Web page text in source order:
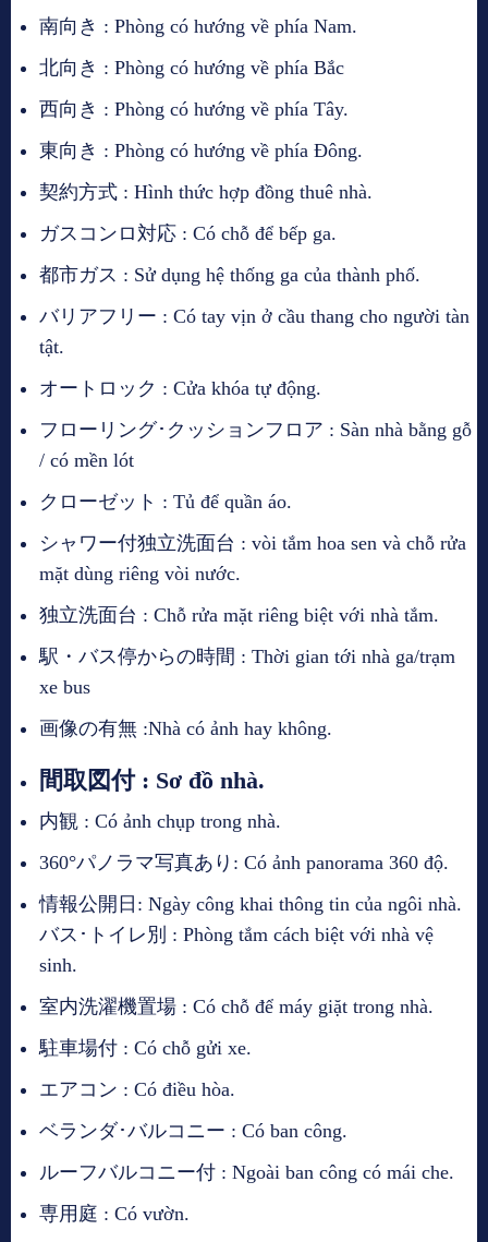
南向き : Phòng có hướng về phía Nam.
北向き : Phòng có hướng về phía Bắc
西向き : Phòng có hướng về phía Tây.
東向き : Phòng có hướng về phía Đông.
契約方式 : Hình thức hợp đồng thuê nhà.
ガスコンロ対応 : Có chỗ để bếp ga.
都市ガス : Sử dụng hệ thống ga của thành phố.
バリアフリー : Có tay vịn ở cầu thang cho người tàn
tật.
オートロック : Cửa khóa tự động.
フローリング･クッションフロア : Sàn nhà bằng gỗ
/ có mền lót
クローゼット : Tủ để quần áo.
シャワー付独立洗面台 : vòi tắm hoa sen và chỗ rửa
mặt dùng riêng vòi nước.
独立洗面台 : Chỗ rửa mặt riêng biệt với nhà tắm.
駅・バス停からの時間 : Thời gian tới nhà ga/trạm
xe bus
画像の有無 :Nhà có ảnh hay không.
間取図付 : Sơ đồ nhà.
内観 : Có ảnh chụp trong nhà.
360°パノラマ写真あり: Có ảnh panorama 360 độ.
情報公開日: Ngày công khai thông tin của ngôi nhà.
バス･トイレ別 : Phòng tắm cách biệt với nhà vệ
sinh.
室内洗濯機置場 : Có chỗ để máy giặt trong nhà.
駐車場付 : Có chỗ gửi xe.
エアコン : Có điều hòa.
ベランダ･バルコニー : Có ban công.
ルーフバルコニー付 : Ngoài ban công có mái che.
専用庭 : Có vườn.